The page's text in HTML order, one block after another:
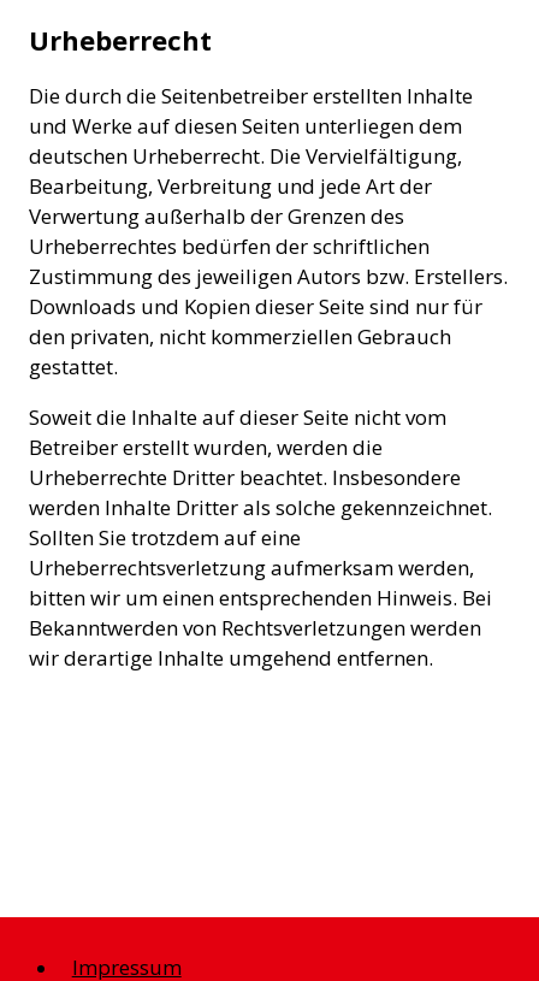
Urheberrecht
Die durch die Seitenbetreiber erstellten Inhalte
und Werke auf diesen Seiten unterliegen dem
deutschen Urheberrecht. Die Vervielfältigung,
Bearbeitung, Verbreitung und jede Art der
Verwertung außerhalb der Grenzen des
Urheberrechtes bedürfen der schriftlichen
Zustimmung des jeweiligen Autors bzw. Erstellers.
Downloads und Kopien dieser Seite sind nur für
den privaten, nicht kommerziellen Gebrauch
gestattet.
Soweit die Inhalte auf dieser Seite nicht vom
Betreiber erstellt wurden, werden die
Urheberrechte Dritter beachtet. Insbesondere
werden Inhalte Dritter als solche gekennzeichnet.
Sollten Sie trotzdem auf eine
Urheberrechtsverletzung aufmerksam werden,
bitten wir um einen entsprechenden Hinweis. Bei
Bekanntwerden von Rechtsverletzungen werden
wir derartige Inhalte umgehend entfernen.
Impressum